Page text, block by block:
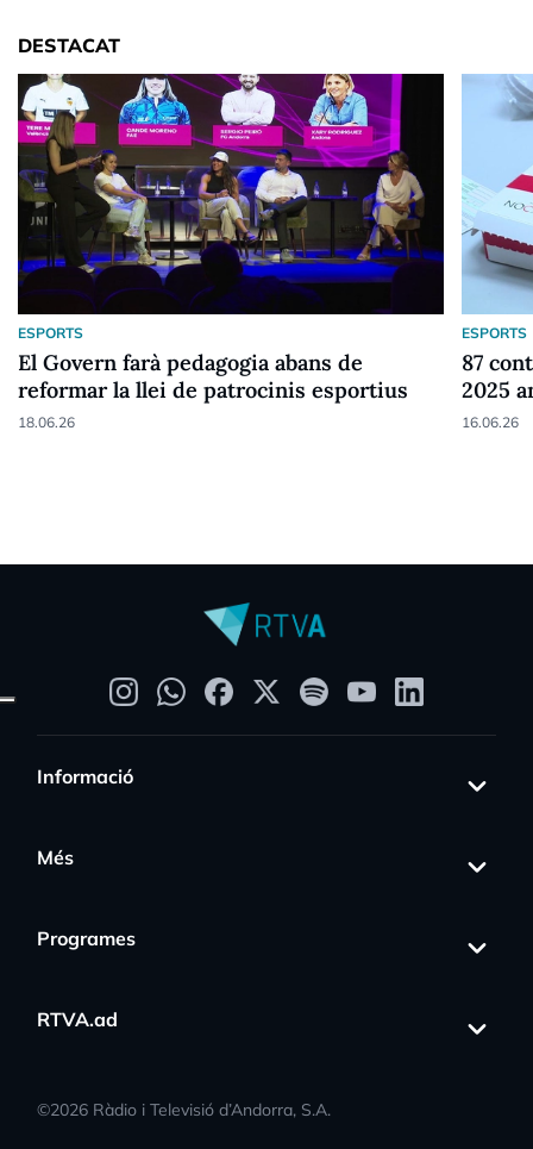
DESTACAT
ESPORTS
El Govern farà pedagogia abans de
reformar la llei de patrocinis esportius
18.06.26
ESPORTS
87
2025
16.06.26
Informació
Més
Programes
RTVA.ad
©2026 Ràdio i Televisió d’Andorra, S.A.